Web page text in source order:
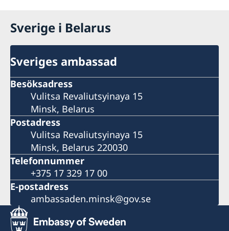
Sverige i Belarus
Sveriges ambassad
Besöksadress
Vulitsa Revaliutsyinaya 15
Minsk, Belarus
Postadress
Vulitsa Revaliutsyinaya 15
Minsk, Belarus 220030
Telefonnummer
+375 17 329 17 00
E-postadress
ambassaden.minsk@gov.se